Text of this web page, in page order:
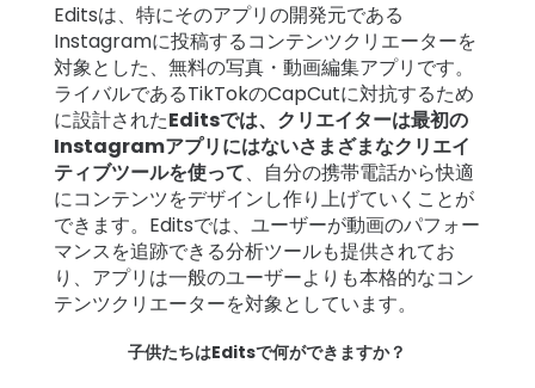
Editsは、特にそのアプリの開発元である
Instagramに投稿するコンテンツクリエーターを
対象とした、無料の写真・動画編集アプリです。
ライバルであるTikTokのCapCutに対抗するため
に設計されたEditsでは、クリエイターは最初の
Instagramアプリにはないさまざまなクリエイ
ティブツールを使って、自分の携帯電話から快適
にコンテンツをデザインし作り上げていくことが
できます。Editsでは、ユーザーが動画のパフォー
マンスを追跡できる分析ツールも提供されてお
り、アプリは一般のユーザーよりも本格的なコン
テンツクリエーターを対象としています。
子供たちはEditsで何ができますか？